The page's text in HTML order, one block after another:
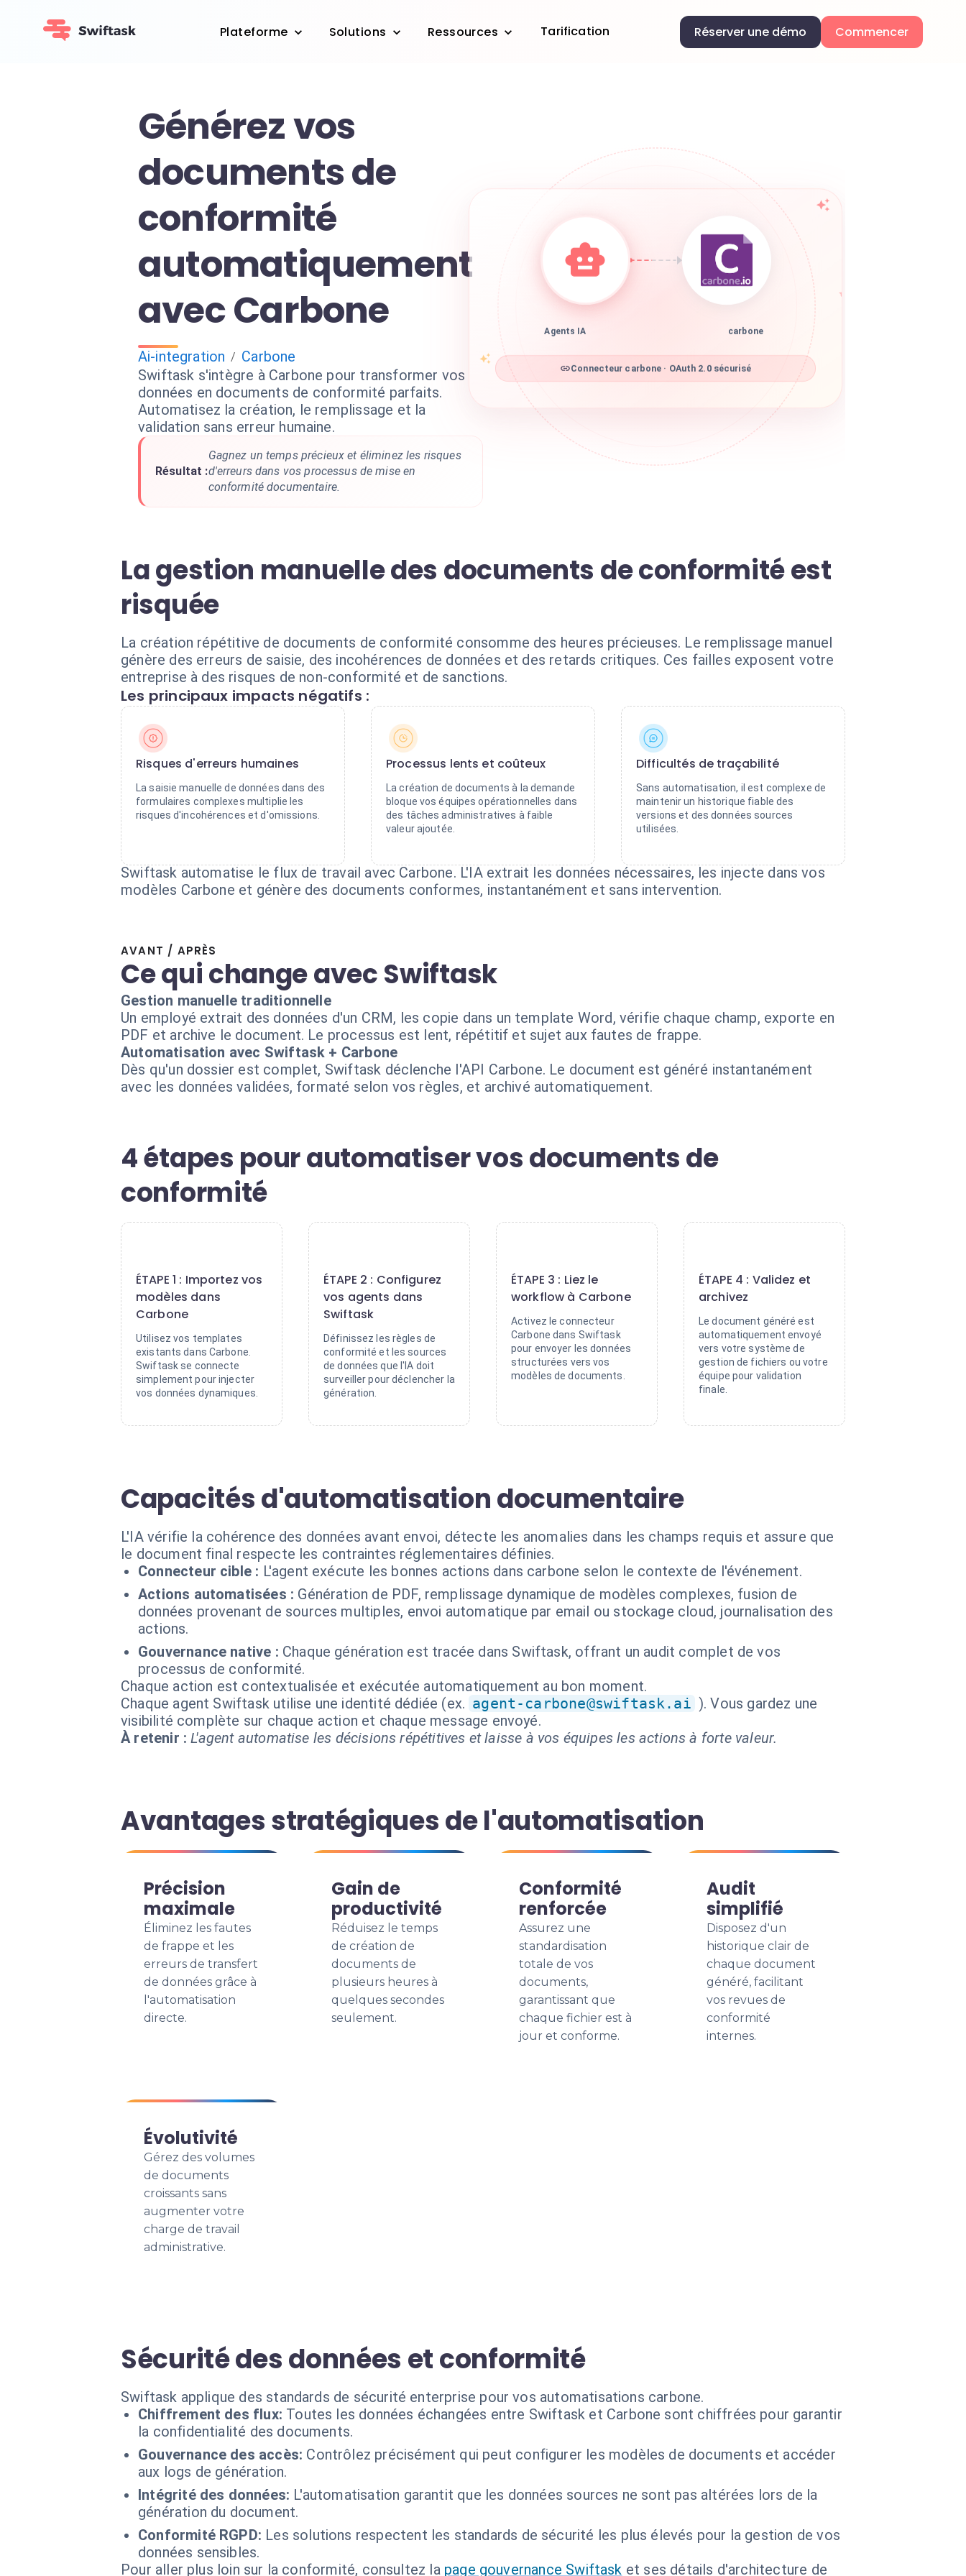
Plateforme Solutions Ressources Tarification Réserver une démo Commencer
Générez vos
documents de
conformité
automatiquement
avec Carbone
Ai-integration / Carbone
Swiftask s'intègre à Carbone pour transformer vos
données en documents de conformité parfaits.
Automatisez la création, le remplissage et la
validation sans erreur humaine.
Résultat :
Gagnez un temps précieux et éliminez les risques
d'erreurs dans vos processus de mise en
conformité documentaire.
Agents IA carbone
Connecteur carbone · OAuth 2.0 sécurisé
La gestion manuelle des documents de conformité est
risquée
La création répétitive de documents de conformité consomme des heures précieuses. Le remplissage manuel
génère des erreurs de saisie, des incohérences de données et des retards critiques. Ces failles exposent votre
entreprise à des risques de non-conformité et de sanctions.
Les principaux impacts négatifs :
Risques d'erreurs humaines
La saisie manuelle de données dans des
formulaires complexes multiplie les
risques d'incohérences et d'omissions.
Processus lents et coûteux
La création de documents à la demande
bloque vos équipes opérationnelles dans
des tâches administratives à faible
valeur ajoutée.
Difficultés de traçabilité
Sans automatisation, il est complexe de
maintenir un historique fiable des
versions et des données sources
utilisées.
Swiftask automatise le flux de travail avec Carbone. L'IA extrait les données nécessaires, les injecte dans vos
modèles Carbone et génère des documents conformes, instantanément et sans intervention.
AVANT / APRÈS
Ce qui change avec Swiftask
Gestion manuelle traditionnelle
Un employé extrait des données d'un CRM, les copie dans un template Word, vérifie chaque champ, exporte en
PDF et archive le document. Le processus est lent, répétitif et sujet aux fautes de frappe.
Automatisation avec Swiftask + Carbone
Dès qu'un dossier est complet, Swiftask déclenche l'API Carbone. Le document est généré instantanément
avec les données validées, formaté selon vos règles, et archivé automatiquement.
4 étapes pour automatiser vos documents de
conformité
ÉTAPE 1 : Importez vos
modèles dans
Carbone
Utilisez vos templates
existants dans Carbone.
Swiftask se connecte
simplement pour injecter
vos données dynamiques.
ÉTAPE 2 : Configurez
vos agents dans
Swiftask
Définissez les règles de
conformité et les sources
de données que l'IA doit
surveiller pour déclencher la
génération.
ÉTAPE 3 : Liez le
workflow à Carbone
Activez le connecteur
Carbone dans Swiftask
pour envoyer les données
structurées vers vos
modèles de documents.
ÉTAPE 4 : Validez et
archivez
Le document généré est
automatiquement envoyé
vers votre système de
gestion de fichiers ou votre
équipe pour validation
finale.
Capacités d'automatisation documentaire
L'IA vérifie la cohérence des données avant envoi, détecte les anomalies dans les champs requis et assure que
le document final respecte les contraintes réglementaires définies.
Connecteur cible : L'agent exécute les bonnes actions dans carbone selon le contexte de l'événement.
Actions automatisées : Génération de PDF, remplissage dynamique de modèles complexes, fusion de
données provenant de sources multiples, envoi automatique par email ou stockage cloud, journalisation des
actions.
Gouvernance native : Chaque génération est tracée dans Swiftask, offrant un audit complet de vos
processus de conformité.
Chaque action est contextualisée et exécutée automatiquement au bon moment.
Chaque agent Swiftask utilise une identité dédiée (ex. agent-carbone@swiftask.ai ). Vous gardez une
visibilité complète sur chaque action et chaque message envoyé.
À retenir : L'agent automatise les décisions répétitives et laisse à vos équipes les actions à forte valeur.
Avantages stratégiques de l'automatisation
Précision
maximale
Éliminez les fautes
de frappe et les
erreurs de transfert
de données grâce à
l'automatisation
directe.
Gain de
productivité
Réduisez le temps
de création de
documents de
plusieurs heures à
quelques secondes
seulement.
Conformité
renforcée
Assurez une
standardisation
totale de vos
documents,
garantissant que
chaque fichier est à
jour et conforme.
Audit
simplifié
Disposez d'un
historique clair de
chaque document
généré, facilitant
vos revues de
conformité
internes.
Évolutivité
Gérez des volumes
de documents
croissants sans
augmenter votre
charge de travail
administrative.
Sécurité des données et conformité
Swiftask applique des standards de sécurité enterprise pour vos automatisations carbone.
Chiffrement des flux: Toutes les données échangées entre Swiftask et Carbone sont chiffrées pour garantir
la confidentialité des documents.
Gouvernance des accès: Contrôlez précisément qui peut configurer les modèles de documents et accéder
aux logs de génération.
Intégrité des données: L'automatisation garantit que les données sources ne sont pas altérées lors de la
génération du document.
Conformité RGPD: Les solutions respectent les standards de sécurité les plus élevés pour la gestion de vos
données sensibles.
Pour aller plus loin sur la conformité, consultez la page gouvernance Swiftask et ses détails d'architecture de